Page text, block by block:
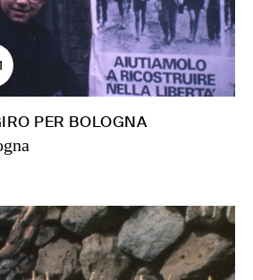
PER BOLOGNA